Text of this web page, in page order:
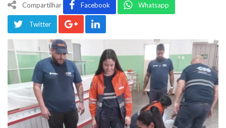
Compartilhar Facebook Whatsapp
Twitter